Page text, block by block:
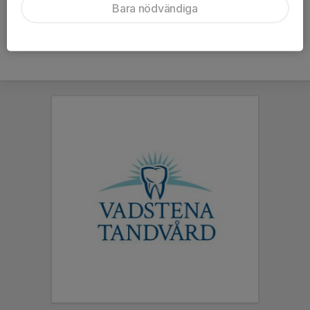
Bara nödvändiga